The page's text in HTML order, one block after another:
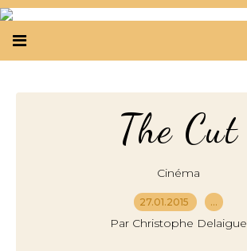
The Cut
Cinéma
27.01.2015 …
Par Christophe Delaigue